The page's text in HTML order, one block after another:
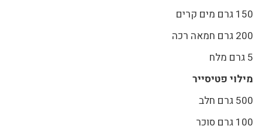
150 גרם מים קרים
200 גרם חמאה רכה
5 גרם מלח
מילוי פטיסייר
500 גרם חלב
100 גרם סוכר